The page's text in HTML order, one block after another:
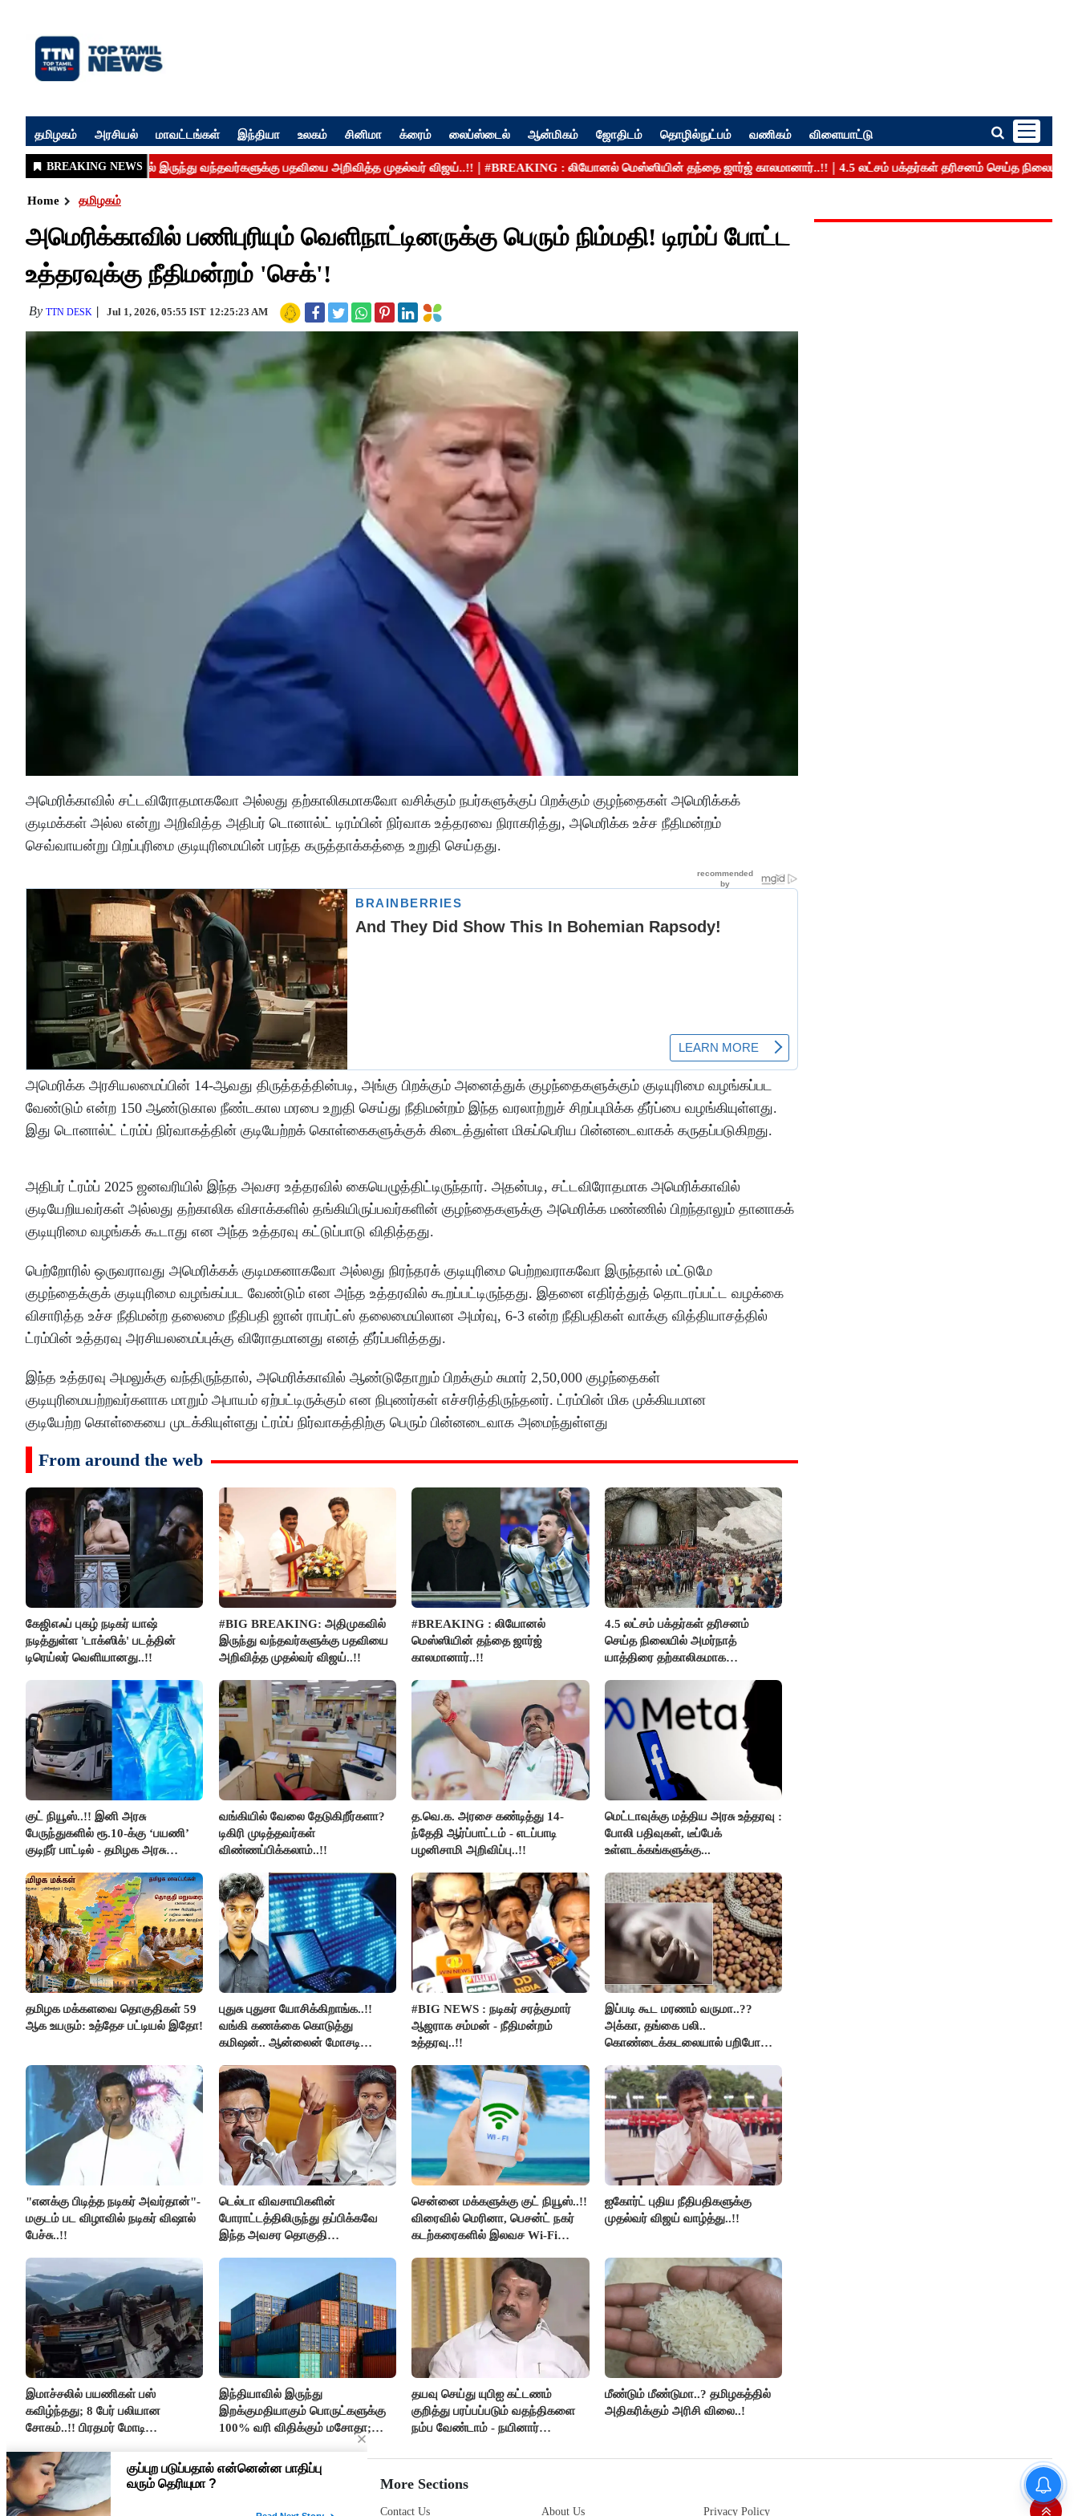
தமிழகம் அரசியல் மாவட்டங்கள் இந்தியா உலகம் சினிமா க்ரைம் லைப்ஸ்டைல் ஆன்மிகம் ஜோதிடம் தொழில்நுட்பம் வணிகம் விளையாட்டு
Home தமிழகம்
அமெரிக்காவில் பணிபுரியும் வெளிநாட்டினருக்கு பெரும் நிம்மதி! டிரம்ப் போட்ட
உத்தரவுக்கு நீதிமன்றம் 'செக்'!
By TTN DESK Jul 1, 2026, 05:55 IST 12:25:23 AM
அமெரிக்காவில் சட்டவிரோதமாகவோ அல்லது தற்காலிகமாகவோ வசிக்கும் நபர்களுக்குப் பிறக்கும் குழந்தைகள் அமெரிக்கக்
குடிமக்கள் அல்ல என்று அறிவித்த அதிபர் டொனால்ட் டிரம்பின் நிர்வாக உத்தரவை நிராகரித்து, அமெரிக்க உச்ச நீதிமன்றம்
செவ்வாயன்று பிறப்புரிமை குடியுரிமையின் பரந்த கருத்தாக்கத்தை உறுதி செய்தது.
அமெரிக்க அரசியலமைப்பின் 14-ஆவது திருத்தத்தின்படி, அங்கு பிறக்கும் அனைத்துக் குழந்தைகளுக்கும் குடியுரிமை வழங்கப்பட
வேண்டும் என்ற 150 ஆண்டுகால நீண்டகால மரபை உறுதி செய்து நீதிமன்றம் இந்த வரலாற்றுச் சிறப்புமிக்க தீர்ப்பை வழங்கியுள்ளது.
இது டொனால்ட் ட்ரம்ப் நிர்வாகத்தின் குடியேற்றக் கொள்கைகளுக்குக் கிடைத்துள்ள மிகப்பெரிய பின்னடைவாகக் கருதப்படுகிறது.
அதிபர் ட்ரம்ப் 2025 ஜனவரியில் இந்த அவசர உத்தரவில் கையெழுத்திட்டிருந்தார். அதன்படி, சட்டவிரோதமாக அமெரிக்காவில்
குடியேறியவர்கள் அல்லது தற்காலிக விசாக்களில் தங்கியிருப்பவர்களின் குழந்தைகளுக்கு அமெரிக்க மண்ணில் பிறந்தாலும் தானாகக்
குடியுரிமை வழங்கக் கூடாது என அந்த உத்தரவு கட்டுப்பாடு விதித்தது.
பெற்றோரில் ஒருவராவது அமெரிக்கக் குடிமகனாகவோ அல்லது நிரந்தரக் குடியுரிமை பெற்றவராகவோ இருந்தால் மட்டுமே
குழந்தைக்குக் குடியுரிமை வழங்கப்பட வேண்டும் என அந்த உத்தரவில் கூறப்பட்டிருந்தது. இதனை எதிர்த்துத் தொடரப்பட்ட வழக்கை
விசாரித்த உச்ச நீதிமன்ற தலைமை நீதிபதி ஜான் ராபர்ட்ஸ் தலைமையிலான அமர்வு, 6-3 என்ற நீதிபதிகள் வாக்கு வித்தியாசத்தில்
ட்ரம்பின் உத்தரவு அரசியலமைப்புக்கு விரோதமானது எனத் தீர்ப்பளித்தது.
இந்த உத்தரவு அமலுக்கு வந்திருந்தால், அமெரிக்காவில் ஆண்டுதோறும் பிறக்கும் சுமார் 2,50,000 குழந்தைகள்
குடியுரிமையற்றவர்களாக மாறும் அபாயம் ஏற்பட்டிருக்கும் என நிபுணர்கள் எச்சரித்திருந்தனர். ட்ரம்பின் மிக முக்கியமான
குடியேற்ற கொள்கையை முடக்கியுள்ளது ட்ரம்ப் நிர்வாகத்திற்கு பெரும் பின்னடைவாக அமைந்துள்ளது
From around the web
கேஜிஎஃப் புகழ் நடிகர் யாஷ்
நடித்துள்ள 'டாக்‌ஸிக்' படத்தின்
டிரெய்லர் வெளியானது..!!
#BIG BREAKING: அதிமுகவில்
இருந்து வந்தவர்களுக்கு பதவியை
அறிவித்த முதல்வர் விஜய்..!!
#BREAKING : லியோனல்
மெஸ்ஸியின் தந்தை ஜார்ஜ்
காலமானார்..!!
4.5 லட்சம் பக்தர்கள் தரிசனம்
செய்த நிலையில் அமர்நாத்
யாத்திரை தற்காலிகமாக
குட் நியூஸ்..!! இனி அரசு
பேருந்துகளில் ரூ.10-க்கு ‘பயணி’
குடிநீர் பாட்டில் - தமிழக அரசு
வங்கியில் வேலை தேடுகிறீர்களா?
டிகிரி முடித்தவர்கள்
விண்ணப்பிக்கலாம்..!!
த.வெ.க. அரசை கண்டித்து 14-
ந்தேதி ஆர்ப்பாட்டம் - எடப்பாடி
பழனிசாமி அறிவிப்பு..!!
மெட்டாவுக்கு மத்திய அரசு உத்தரவு :
போலி பதிவுகள், டீப்பேக்
உள்ளடக்கங்களுக்கு...
தமிழக மக்களவை தொகுதிகள் 59
ஆக உயரும்: உத்தேச பட்டியல் இதோ!
புதுசு புதுசா யோசிக்கிறாங்க..!!
வங்கி கணக்கை கொடுத்து
கமிஷன்.. ஆன்லைன் மோசடி
கைது..!!
#BIG NEWS : நடிகர் சரத்குமார்
ஆஜராக சம்மன் - நீதிமன்றம்
உத்தரவு..!!
இப்படி கூட மரணம் வருமா..??
அக்கா, தங்கை பலி..
கொண்டைக்கடலையால் பறிபோன
"எனக்கு பிடித்த நடிகர் அவர்தான்"-
மகுடம் பட விழாவில் நடிகர் விஷால்
பேச்சு..!!
டெல்டா விவசாயிகளின்
போராட்டத்திலிருந்து தப்பிக்கவே
இந்த அவசர தொகுதி
சென்னை மக்களுக்கு குட் நியூஸ்..!!
விரைவில் மெரினா, பெசன்ட் நகர்
கடற்கரைகளில் இலவச Wi-Fi
ஐகோர்ட் புதிய நீதிபதிகளுக்கு
முதல்வர் விஜய் வாழ்த்து..!!
இமாச்சலில் பயணிகள் பஸ்
கவிழ்ந்தது; 8 பேர் பலியான
சோகம்..!! பிரதமர் மோடி
இந்தியாவில் இருந்து
இறக்குமதியாகும் பொருட்களுக்கு
100% வரி விதிக்கும் மசோதா;
அமெரிக்கா நிறைவேற்றம்..!!
தயவு செய்து யுபிஐ கட்டணம்
குறித்து பரப்பப்படும் வதந்திகளை
நம்ப வேண்டாம் - நயினார்
மீண்டும் மீண்டுமா..? தமிழகத்தில்
அதிகரிக்கும் அரிசி விலை..!
More Sections
Contact Us About Us Privacy Policy